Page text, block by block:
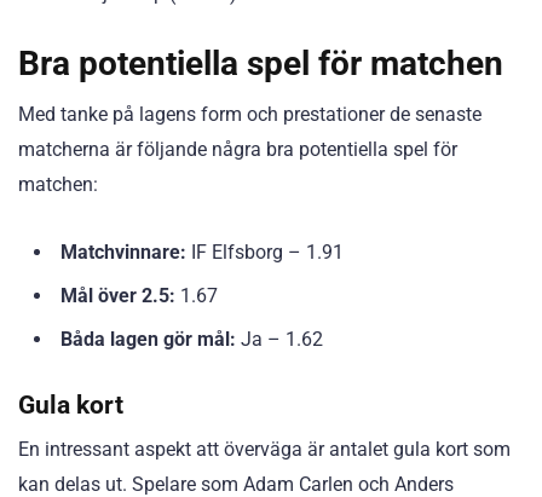
Bra potentiella spel för matchen
Med tanke på lagens form och prestationer de senaste
matcherna är följande några bra potentiella spel för
matchen:
Matchvinnare: IF Elfsborg – 1.91
Mål över 2.5: 1.67
Båda lagen gör mål: Ja – 1.62
Gula kort
En intressant aspekt att överväga är antalet gula kort som
kan delas ut. Spelare som Adam Carlen och Anders